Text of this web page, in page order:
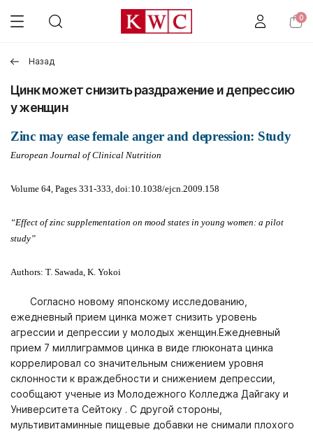
0
Назад
Цинк может снизить раздражение и депрессию
у женщин
Zinc may ease female anger and depression: Study
European Journal of Clinical Nutrition
Volume 64, Pages 331-333, doi:10.1038/ejcn.2009.158
“Effect of zinc supplementation on mood states in young women: a pilot
study”
Authors: T. Sawada, K. Yokoi
Согласно новому японскому исследованию,
ежедневный прием цинка может снизить уровень
агрессии и депрессии у молодых женщин.Ежедневный
прием 7 миллиграммов цинка в виде глюконата цинка
коррелировал со значительным снижением уровня
склонности к враждебности и снижением депрессии,
сообщают ученые из Молодежного Колледжа Дайгаку и
Университета Сейтоку . С другой стороны,
мультивитаминные пищевые добавки не снимали плохого